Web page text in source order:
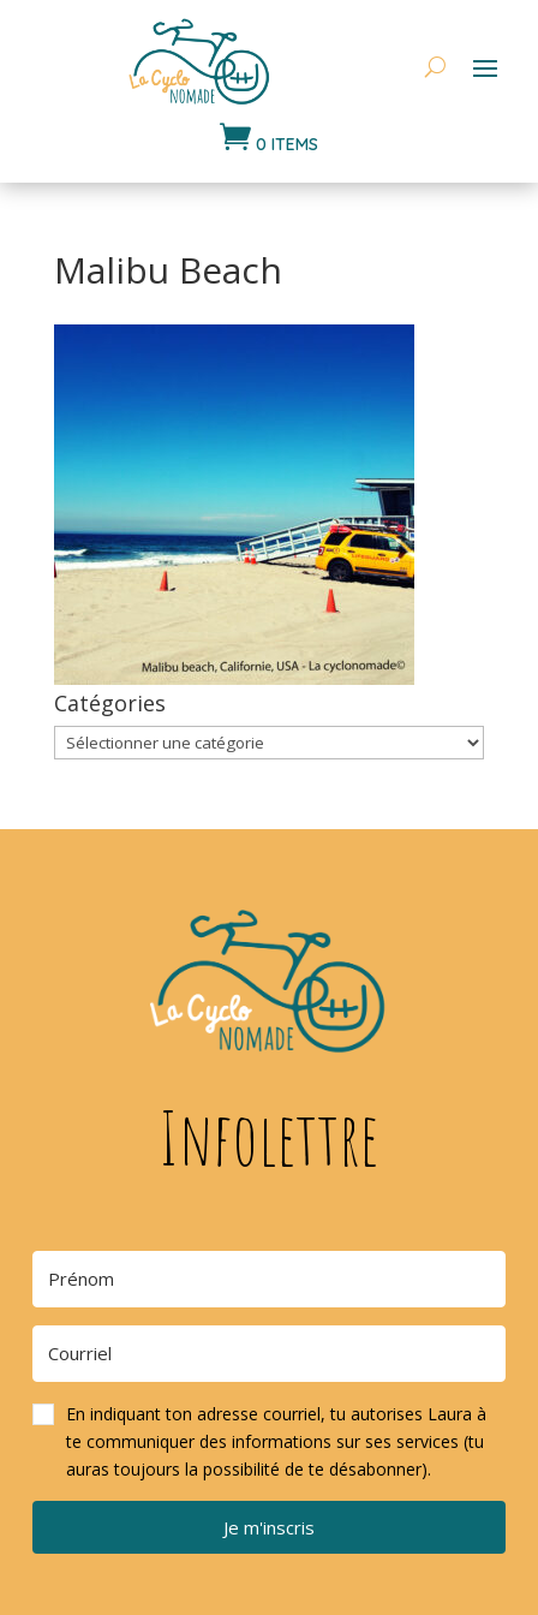
 0 ITEMS
Malibu Beach
Catégories
Catégories
Infolettre
En indiquant ton adresse courriel, tu autorises Laura à
te communiquer des informations sur ses services (tu
auras toujours la possibilité de te désabonner).
Je m'inscris